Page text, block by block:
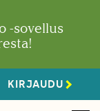
-sovellus
KIRJAUDU